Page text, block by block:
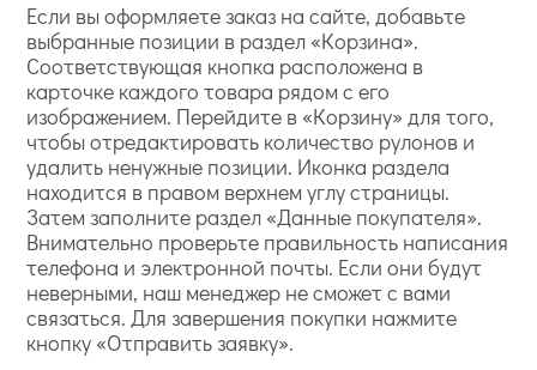
Если вы оформляете заказ на сайте, добавьте
выбранные позиции в раздел «Корзина».
Соответствующая кнопка расположена в
карточке каждого товара рядом с его
изображением. Перейдите в «Корзину» для того,
чтобы отредактировать количество рулонов и
удалить ненужные позиции. Иконка раздела
находится в правом верхнем углу страницы.
Затем заполните раздел «Данные покупателя».
Внимательно проверьте правильность написания
телефона и электронной почты. Если они будут
неверными, наш менеджер не сможет с вами
связаться. Для завершения покупки нажмите
кнопку «Отправить заявку».